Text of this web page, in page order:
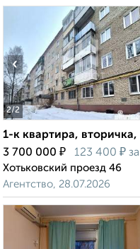
2/2
‹
1-к квартира,
3 700 000 ₽ 123 400 ₽
Хотьковский проезд 46
Агентство, 28.07.2026